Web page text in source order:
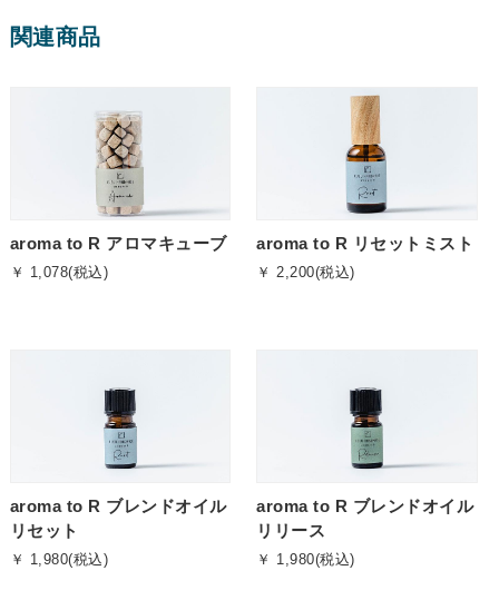
関連商品
aroma to R アロマキューブ
￥ 1,078(税込)
aroma to R リセットミスト
￥ 2,200(税込)
aroma to R ブレンドオイル
リセット
￥ 1,980(税込)
aroma to R ブレンドオイル
リリース
￥ 1,980(税込)